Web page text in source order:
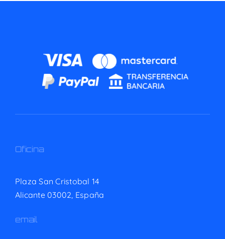
Oficina
Plaza San Cristobal 14
Alicante 03002, España
email